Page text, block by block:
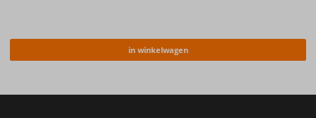
in winkelwagen